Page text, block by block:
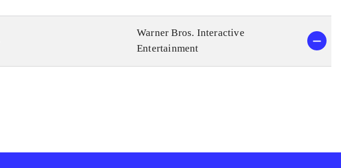
Warner Bros. Interactive
Entertainment